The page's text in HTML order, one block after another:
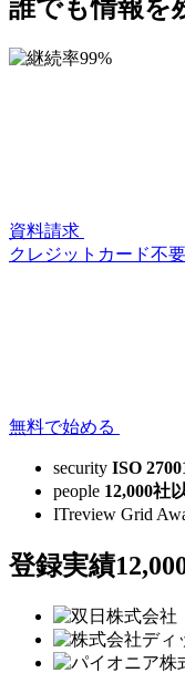
誰でも情報を
資料請求
クレジットカード不
無料で始める
security ISO
people 12,000社
ITreview Grid
登録実績